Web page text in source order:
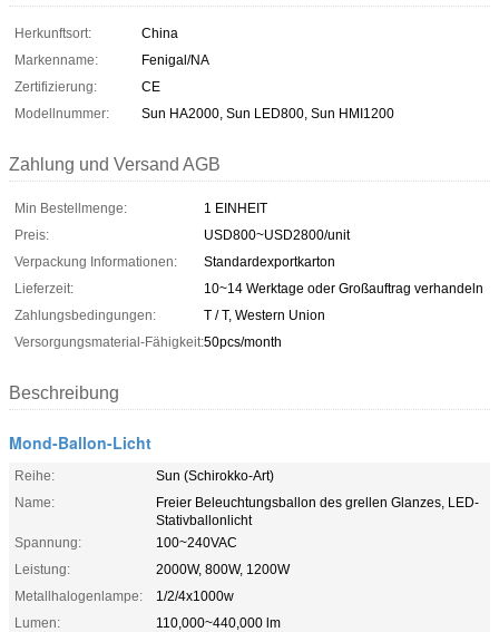
Herkunftsort:
China
Markenname:
Fenigal/NA
Zertifizierung:
CE
Modellnummer:
Sun HA2000, Sun LED800, Sun HMI1200
Zahlung und Versand AGB
Min Bestellmenge:
1 EINHEIT
Preis:
USD800~USD2800/unit
Verpackung Informationen:
Standardexportkarton
Lieferzeit:
10~14 Werktage oder Großauftrag verhandeln
Zahlungsbedingungen:
T / T, Western Union
Versorgungsmaterial-Fähigkeit:50pcs/month
Beschreibung
Mond-Ballon-Licht
Reihe:
Sun (Schirokko-Art)
Name:
Freier Beleuchtungsballon des grellen Glanzes, LED-
Stativballonlicht
Spannung:
100~240VAC
Leistung:
2000W, 800W, 1200W
Metallhalogenlampe:
1/2/4x1000w
Lumen:
110,000~440,000 lm